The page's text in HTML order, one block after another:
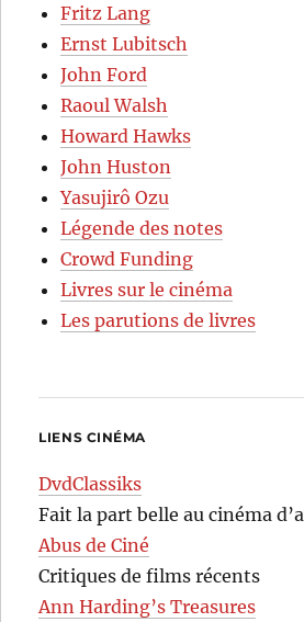
Fritz Lang
Ernst Lubitsch
John Ford
Raoul Walsh
Howard Hawks
John Huston
Yasujirô Ozu
Légende des notes
Crowd Funding
Livres sur le cinéma
Les parutions de livres
LIENS CINÉMA
DvdClassiks
Fait la part belle au cinéma
Abus de Ciné
Critiques de films récents
Ann Harding’s Treasures